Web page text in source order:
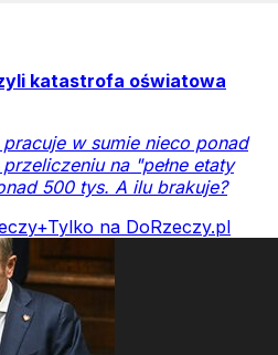
katastrofa oświatowa
w sumie nieco ponad
na "pełne etaty
500 tys. A ilu brakuje?
Tylko na DoRzeczy.pl